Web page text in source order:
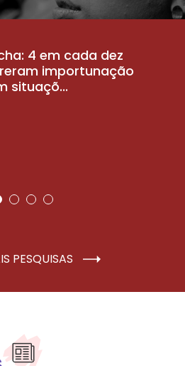
4 em cada dez
importunação
situaçõ...
PESQUISAS